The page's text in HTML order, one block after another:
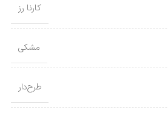
کارنا رز
مشکی
طرح‌دار